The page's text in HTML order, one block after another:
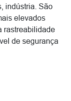
indústria. São
elevados
rastreabilidade
de segurança